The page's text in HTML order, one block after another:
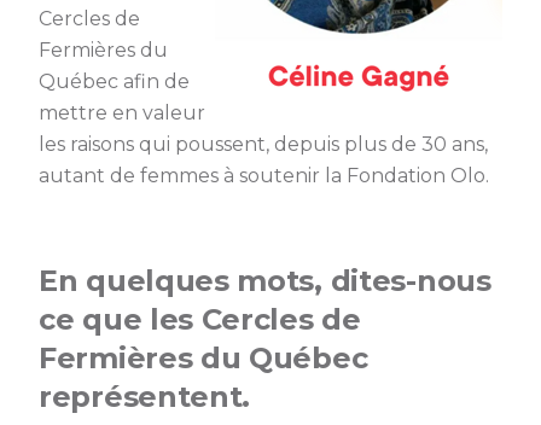
Cercles de
Fermières du
Québec afin de
mettre en valeur
les raisons qui poussent, depuis plus de 30 ans,
autant de femmes à soutenir la Fondation Olo.
En quelques mots, dites-nous
ce que les Cercles de
Fermières du Québec
représentent.